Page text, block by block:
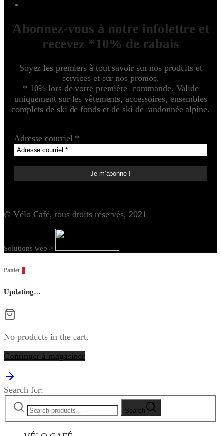
Abonnez-vous à notre infolettre et
recevez *10% de rabais
Soyez les premiers à tout savoir sur nos produits et
services et sur nos promos.
* 10% lors de votre première commande. Valide
uniquement sur les vêtements, accessoires, ensembles
complets de ski de fonds et de ski de randonnée alpine.
Adresse courriel *
© Vélo Café, tous droits réservés, 2021
Solutions web >
Panier
Updating…
No products in the cart.
Continuer à magasiner
Search for:
Search